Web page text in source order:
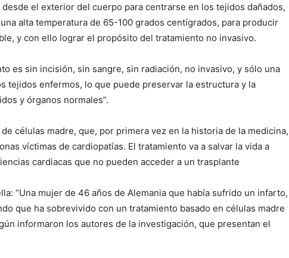
desde el exterior del cuerpo para centrarse en los tejidos dañados,
alta temperatura de 65-100 grados centígrados, para producir
y con ello lograr el propósito del tratamiento no invasivo.
es sin incisión, sin sangre, sin radiación, no invasivo, y sólo una
tejidos enfermos, lo que puede preservar la estructura y la
y órganos normales”.
células madre, que, por primera vez en la historia de la medicina,
víctimas de cardiopatías. El tratamiento va a salvar la vida a
cardiacas que no pueden acceder a un trasplante
“Una mujer de 46 años de Alemania que había sufrido un infarto,
que ha sobrevivido con un tratamiento basado en células madre
informaron los autores de la investigación, que presentan el